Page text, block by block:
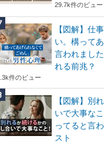
29.7k件のビュー
【図解】仕
い。構って
言われまし
れる前兆？
件のビュー
【図解】別
いで大事な
ってると言
スト